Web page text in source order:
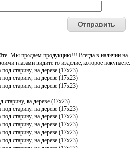
Мы продаем продукцию!!! Всегда в наличии на
глазами видите то изделие, которое покупаете.
старину, на дереве (17х23)